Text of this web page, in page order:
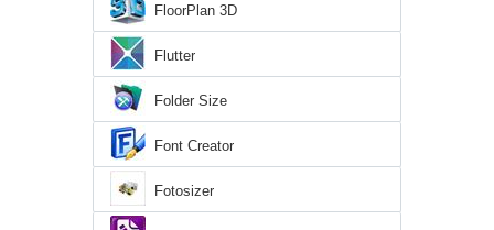
FloorPlan 3D
Flutter
Folder Size
Font Creator
Fotosizer